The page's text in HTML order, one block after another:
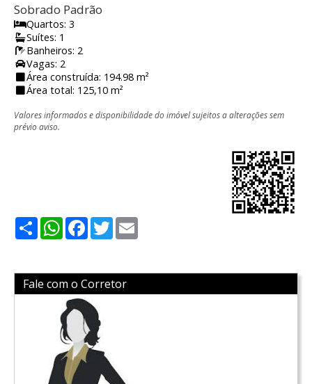
Sobrado Padrão
Quartos: 3
Suítes: 1
Banheiros: 2
Vagas: 2
Área construída: 194.98 m²
Área total: 125,10 m²
Valores informados e disponibilidade do imóvel sujeitos a alterações sem
prévio aviso.
ShareWhatsApp
Facebook
Twitter
Fale com o Corretor